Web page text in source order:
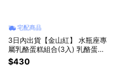
宅配商品
3日內出貨【金山紅】 水瓶座專
屬乳酪蛋糕組合(3入) 乳酪蛋糕/
禮盒/星座限定
$430